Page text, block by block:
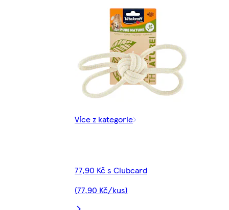
Více z kategorie
77,90 Kč s Clubcard
(77,90 Kč/kus)